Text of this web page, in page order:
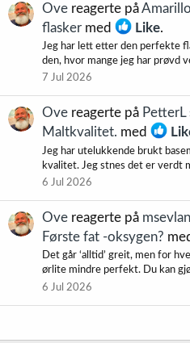
Ove reagerte på
flasker med Like.
Jeg har lett etter den perfekte
den, hvor mange jeg har prøvd
7 Jul 2026
Ove reagerte på
Maltkvalitet. med
Jeg har utelukkende brukt
kvalitet. Jeg stnes det er verdt
6 Jul 2026
Ove reagerte på
Første fat -oksygen?
Det går ‘alltid’ greit, men for
ørlite mindre perfekt. Du kan
6 Jul 2026